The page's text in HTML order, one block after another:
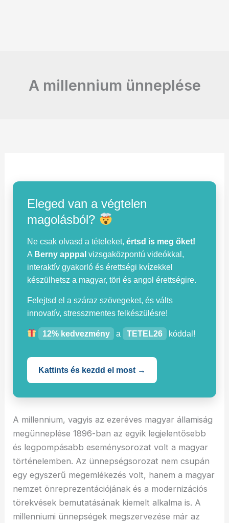
A millennium ünneplése
Eleged van a végtelen
magolásból?
Ne csak olvasd a tételeket,értsd is meg őket!
A Berny apppal vizsgaközpontú videókkal,
interaktív gyakorló és érettségi kvízekkel
készülhetsz a magyar, töri és angol érettségire.
Felejtsd el a száraz szövegeket, és válts
innovatív, stresszmentes felkészülésre!
12% kedvezmény a TETEL26 kóddal!
Kattints és kezdd el most →
A millennium, vagyis az ezeréves magyar államiság
megünneplése 1896-ban az egyik legjelentősebb
és legpompásabb eseménysorozat volt a magyar
történelemben. Az ünnepségsorozat nem csupán
egy egyszerű megemlékezés volt, hanem a magyar
nemzet önreprezentációjának és a modernizációs
törekvések bemutatásának kiemelt alkalma is. A
millenniumi ünnepségek megszervezése már az